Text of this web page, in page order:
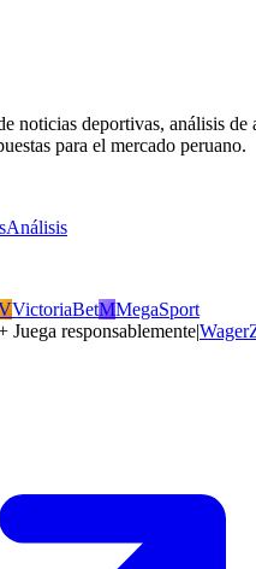
noticias deportivas, análisis de
para el mercado peruano.
Análisis
VictoriaBetMMegaSport
Juega responsablemente|